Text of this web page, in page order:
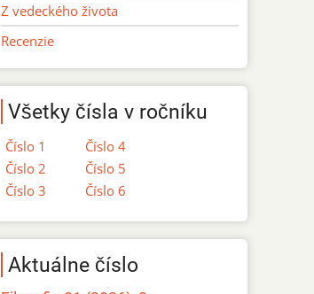
Z vedeckého života
Recenzie
Všetky čísla v ročníku
Číslo 1
Číslo 2
Číslo 3
Číslo 4
Číslo 5
Číslo 6
Aktuálne číslo